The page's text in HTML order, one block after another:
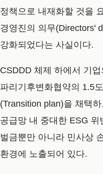
정책으로 내재화할 것을
경영진의 의무(Directors'
강화되었다는 사실이다.
CSDDD 체제 하에서 기
파리기후변화협약의 1.5
(Transition plan)을 채택
공급망 내 중대한 ESG
벌금뿐만 아니라 민사상
환경에 노출되어 있다.